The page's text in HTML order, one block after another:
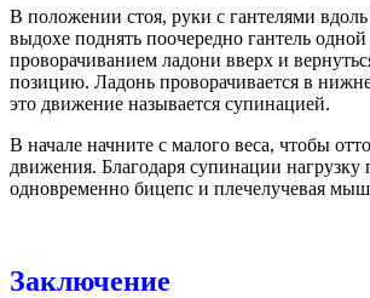
В положении стоя, руки с гантелями
выдохе поднять поочередно гантель
проворачиванием ладони вверх и
позицию. Ладонь проворачивается в
это движение называется супинацией.
В начале начните с малого веса, чтобы
движения. Благодаря супинации нагрузку
одновременно бицепс и плечелучевая
Заключение